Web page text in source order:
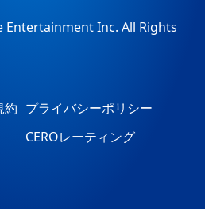
Inc. All Rights
約 プライバシーポリシー
CEROレーティング